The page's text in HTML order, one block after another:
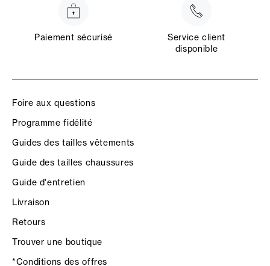
Paiement sécurisé
Service client
disponible
Foire aux questions
Programme fidélité
Guides des tailles vêtements
Guide des tailles chaussures
Guide d'entretien
Livraison
Retours
Trouver une boutique
*Conditions des offres